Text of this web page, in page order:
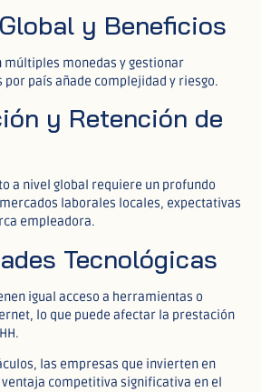
y Beneficios
múltiples monedas y gestionar
país añade complejidad y riesgo.
y Retención de
a nivel global requiere un profundo
laborales locales, expectativas
empleadora.
Tecnológicas
igual acceso a herramientas o
lo que puede afectar la prestación
las empresas que invierten en
competitiva significativa en el